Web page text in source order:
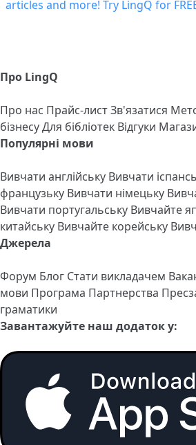
Про LingQ
Про нас Прайс-листЗв'язатися
бізнесуДля бібліотек Відгуки
Популярні мови
Вивчати англійську Вивчати
французьку Вивчати німецьку
Вивчати португальську Вивчайте
китайську Вивчайте корейську
Джерела
Форум Блог Стати викладачем
мови Програма Партнерства
граматики
Завантажуйте наш додаток у: